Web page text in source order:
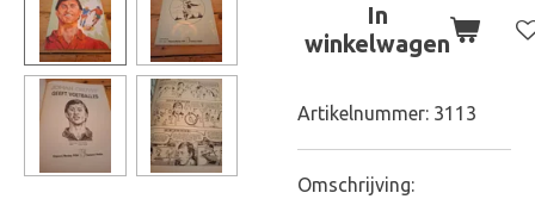
In
winkelwagen
Artikelnummer: 3113
Omschrijving: